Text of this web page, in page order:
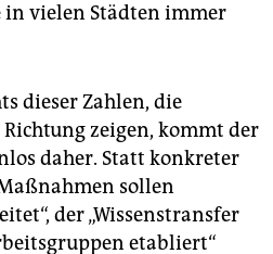
in vielen Städten immer
dieser Zahlen, die
zeigen, kommt der
daher. Statt konkreter
sollen
der „Wissenstransfer
etabliert“